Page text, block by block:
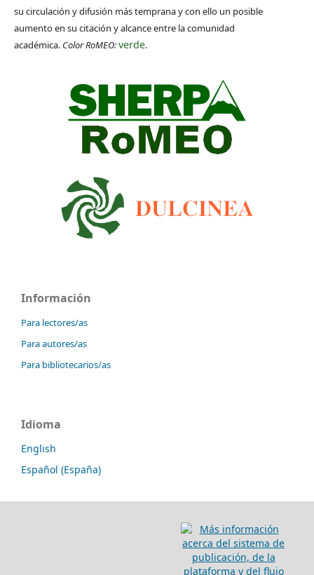
su circulación y difusión más temprana y con ello un posible
aumento en su citación y alcance entre la comunidad
académica. Color RoMEO:verde.
Información
Para lectores/as
Para autores/as
Para bibliotecarios/as
Idioma
English
Español (España)